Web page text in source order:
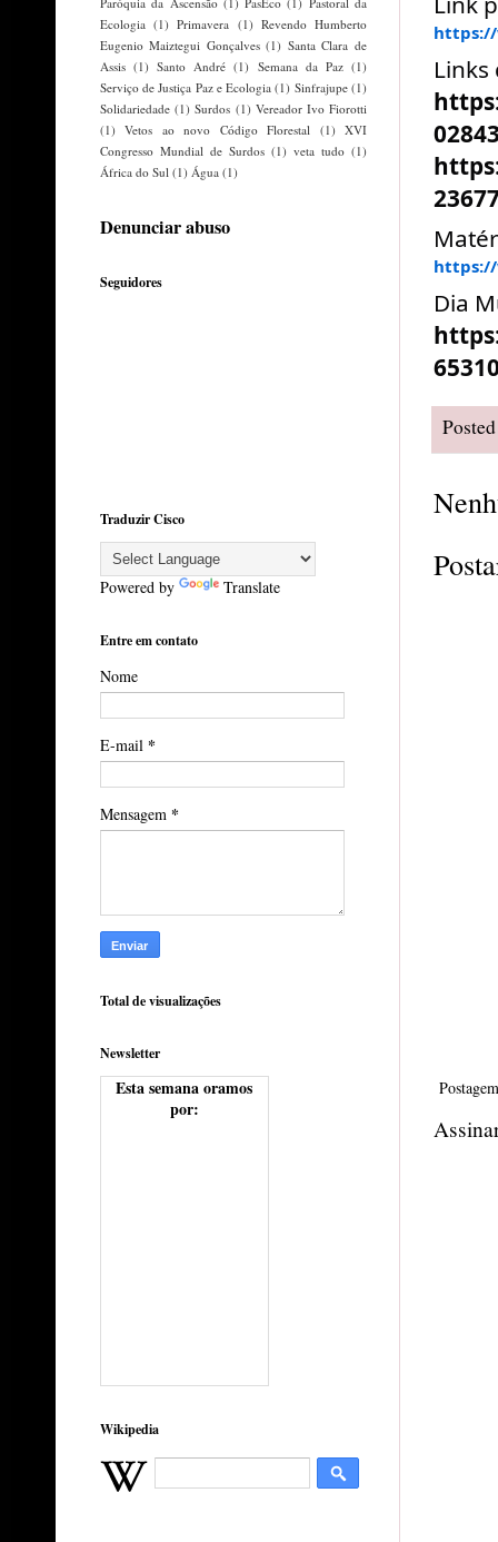
Dia
Ecologia (1) Primavera (1) Revendo Humberto
Eugenio Maiztegui Gonçalves (1) Santa Clara de
Assis (1) Santo André (1) Semana da Paz (1)
Serviço de Justiça Paz e Ecologia (1) Sinfrajupe (1)
Solidariedade (1) Surdos (1) Vereador Ivo Fiorotti
(1)
Vetos ao novo Código Florestal (1)
XVI
Congresso Mundial de Surdos (1) veta tudo (1)
África do Sul (1) Água (1)
Denunciar abuso
Seguidores
Traduzir Cisco
Powered by Translate
Entre em contato
Nome
E-mail *
Mensagem *
Total de visualizações
Newsletter
Esta semana oramos
por:
Wikipedia